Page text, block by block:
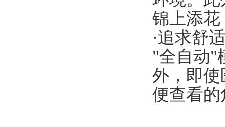
锦上添花
·追求舒
"全自动"
外，即
便查看